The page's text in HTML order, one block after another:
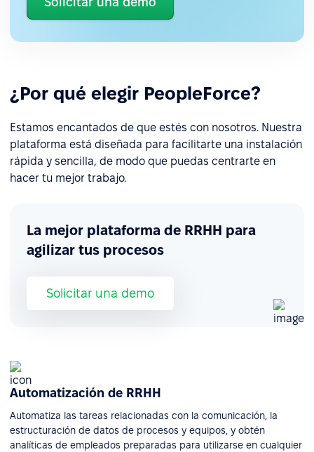
¿Por qué elegir PeopleForce?
Estamos encantados de que estés con nosotros. Nuestra
plataforma está diseñada para facilitarte una instalación
rápida y sencilla, de modo que puedas centrarte en
hacer tu mejor trabajo.
La mejor plataforma de RRHH para
agilizar tus procesos
Solicitar una demo
Automatización de RRHH
Automatiza las tareas relacionadas con la comunicación, la
estructuración de datos de procesos y equipos, y obtén
analíticas de empleados preparadas para utilizarse en cualquier